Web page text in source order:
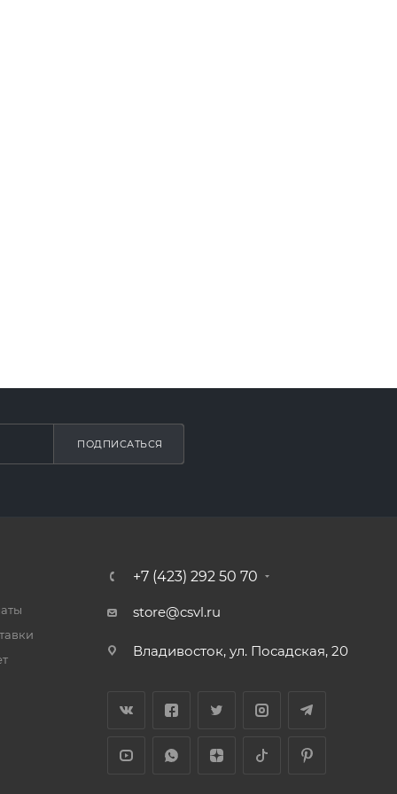
ПОДПИСАТЬСЯ
+7 (423) 292 50 70
store@csvl.ru
Владивосток, ул. Посадская, 20